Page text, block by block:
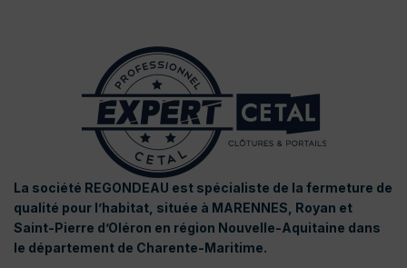
La société REGONDEAU est spécialiste de la fermeture de
qualité pour l’habitat, située à MARENNES, Royan et
Saint-Pierre d’Oléron en région Nouvelle-Aquitaine dans
le département de Charente-Maritime.